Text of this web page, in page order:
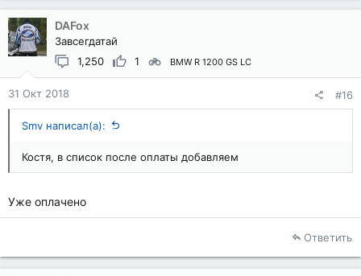
DAFox
Завсегдатай
1,250
1 BMW R 1200 GS LC
31 Окт 2018 #16
Smv написал(а):
Костя, в список после оплаты добавляем
Уже оплачено
Ответить